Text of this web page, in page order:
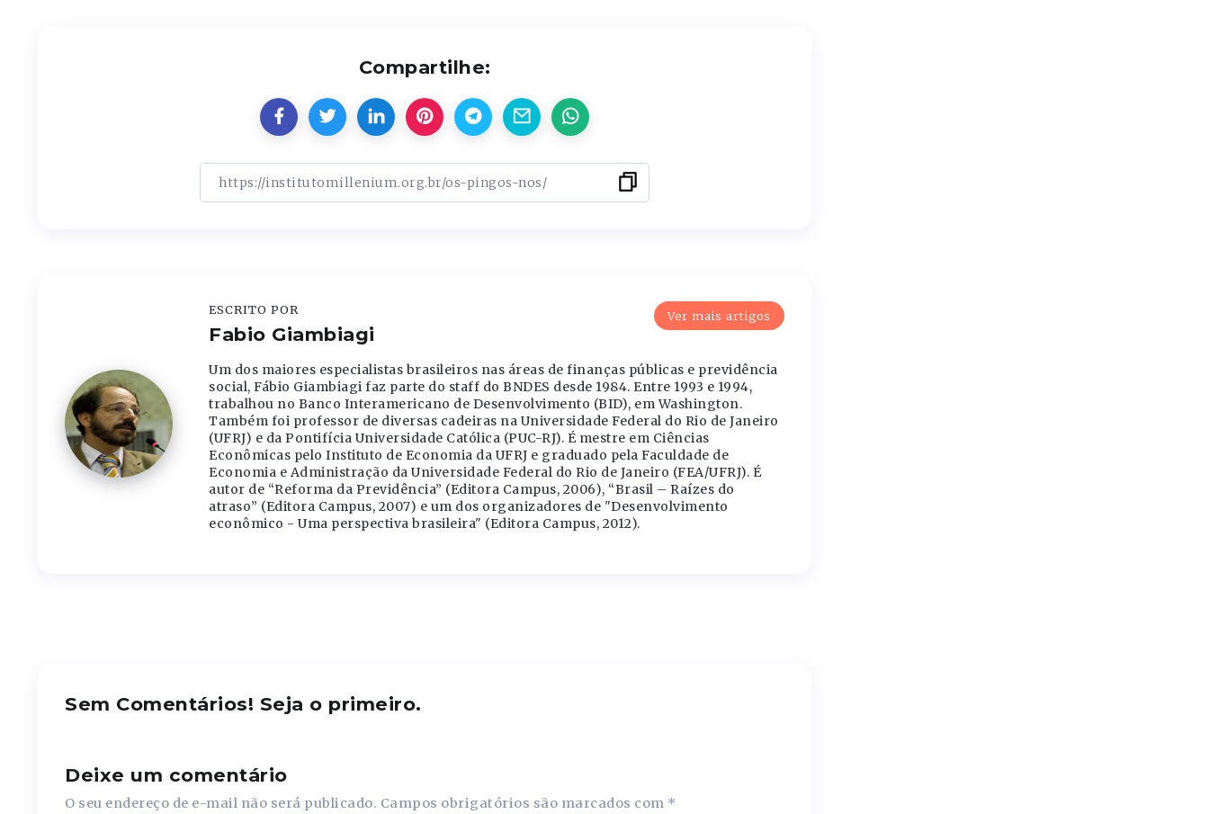
Compartilhe:
Ver mais artigos
ESCRITO POR
Fabio Giambiagi
Um dos maiores especialistas brasileiros nas áreas de finanças públicas e previdência
social, Fábio Giambiagi faz parte do staff do BNDES desde 1984. Entre 1993 e 1994,
trabalhou no Banco Interamericano de Desenvolvimento (BID), em Washington.
Também foi professor de diversas cadeiras na Universidade Federal do Rio de Janeiro
(UFRJ) e da Pontifícia Universidade Católica (PUC-RJ). É mestre em Ciências
Econômicas pelo Instituto de Economia da UFRJ e graduado pela Faculdade de
Economia e Administração da Universidade Federal do Rio de Janeiro (FEA/UFRJ). É
autor de “Reforma da Previdência” (Editora Campus, 2006), “Brasil – Raízes do
atraso” (Editora Campus, 2007) e um dos organizadores de "Desenvolvimento
econômico - Uma perspectiva brasileira" (Editora Campus, 2012).
Sem Comentários! Seja o primeiro.
Deixe um comentário
O seu endereço de e-mail não será publicado. Campos obrigatórios são marcados com *